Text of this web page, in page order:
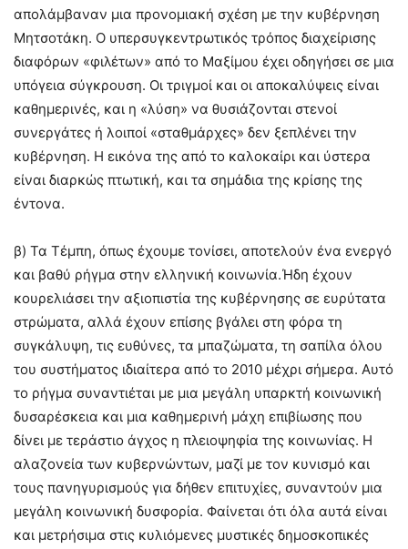
απολάμβαναν μια προνομιακή σχέση με την κυβέρνηση
Μητσοτάκη. Ο υπερσυγκεντρωτικός τρόπος διαχείρισης
διαφόρων «φιλέτων» από το Μαξίμου έχει οδηγήσει σε μια
υπόγεια σύγκρουση. Οι τριγμοί και οι αποκαλύψεις είναι
καθημερινές, και η «λύση» να θυσιάζονται στενοί
συνεργάτες ή λοιποί «σταθμάρχες» δεν ξεπλένει την
κυβέρνηση. Η εικόνα της από το καλοκαίρι και ύστερα
είναι διαρκώς πτωτική, και τα σημάδια της κρίσης της
έντονα.
β) Τα Τέμπη, όπως έχουμε τονίσει, αποτελούν ένα ενεργό
και βαθύ ρήγμα στην ελληνική κοινωνία.Ήδη έχουν
κουρελιάσει την αξιοπιστία της κυβέρνησης σε ευρύτατα
στρώματα, αλλά έχουν επίσης βγάλει στη φόρα τη
συγκάλυψη, τις ευθύνες, τα μπαζώματα, τη σαπίλα όλου
του συστήματος ιδιαίτερα από το 2010 μέχρι σήμερα. Αυτό
το ρήγμα συναντιέται με μια μεγάλη υπαρκτή κοινωνική
δυσαρέσκεια και μια καθημερινή μάχη επιβίωσης που
δίνει με τεράστιο άγχος η πλειοψηφία της κοινωνίας. Η
αλαζονεία των κυβερνώντων, μαζί με τον κυνισμό και
τους πανηγυρισμούς για δήθεν επιτυχίες, συναντούν μια
μεγάλη κοινωνική δυσφορία. Φαίνεται ότι όλα αυτά είναι
και μετρήσιμα στις κυλιόμενες μυστικές δημοσκοπικές